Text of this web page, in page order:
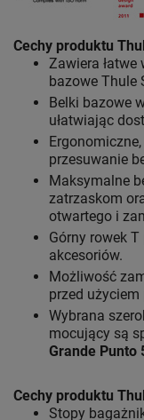
Cechy produktu
Zawiera
bazowe Thule
Belki bazowe
ułatwiając
przesuwanie
Maksymalne
zatrzaskom
otwartego i
Górny rowek
akcesoriów.
Możliwość
przed użyciem
Wybrana
mocujący są
Grande Punto
Cechy produktu
Stopy